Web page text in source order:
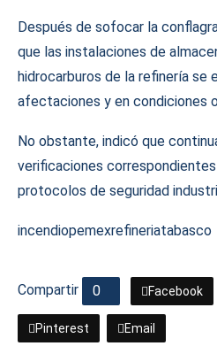
Después de sofocar la
que las instalaciones de
hidrocarburos de la refinería se
afectaciones y en condiciones
No obstante, indicó que
verificaciones
protocolos de seguridad
incendiopemexrefineriatabasco
Compartir 0 Facebook
Pinterest Email